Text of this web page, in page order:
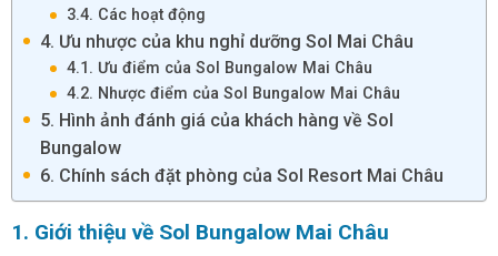
3.4. Các hoạt động
4. Ưu nhược của khu nghỉ dưỡng Sol Mai Châu
4.1. Ưu điểm của Sol Bungalow Mai Châu
4.2. Nhược điểm của Sol Bungalow Mai Châu
5. Hình ảnh đánh giá của khách hàng về Sol
Bungalow
6. Chính sách đặt phòng của Sol Resort Mai Châu
1. Giới thiệu về Sol Bungalow Mai Châu